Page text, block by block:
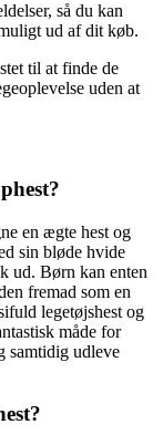
så du kan
ud af dit køb.
til at finde de
uden at
en ægte hest og
sin bløde hvide
ud. Børn kan enten
fremad som en
legetøjshest og
måde for
samtidig udleve